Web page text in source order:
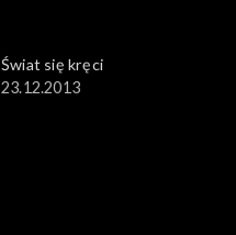
Świat się kręci
23.12.2013